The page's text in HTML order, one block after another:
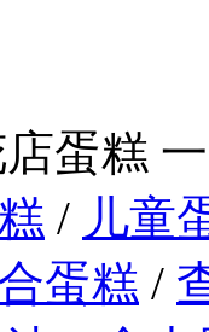
蛋糕
/ 儿童
蛋糕 /